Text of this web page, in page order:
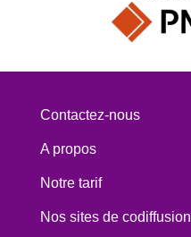
Contactez-nous
A propos
Notre tarif
Nos sites de codiffusion